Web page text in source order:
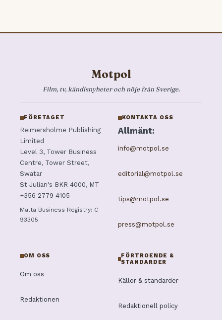
Motpol
Film, tv, kändisnyheter och nöje från Sverige.
FÖRETAGET
Reimersholme Publishing
Limited
Level 3, Tower Business
Centre, Tower Street,
Swatar
St Julian's BKR 4000, MT
+356 2779 4105
Malta Business Registry: C
93305
KONTAKTA OSS
Allmänt:
info@motpol.se
editorial@motpol.se
tips@motpol.se
press@motpol.se
OM OSS
Om oss
Redaktionen
FÖRTROENDE &
STANDARDER
Källor & standarder
Redaktionell policy